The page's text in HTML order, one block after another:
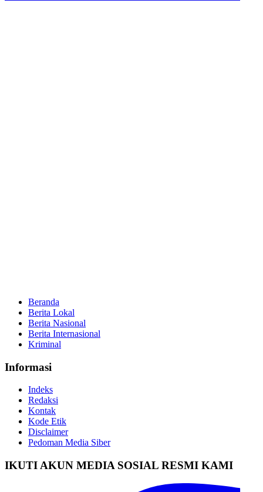
Beranda
Berita Lokal
Berita Nasional
Berita Internasional
Kriminal
Informasi
Indeks
Redaksi
Kontak
Kode Etik
Disclaimer
Pedoman Media Siber
IKUTI AKUN MEDIA SOSIAL RESMI KAMI